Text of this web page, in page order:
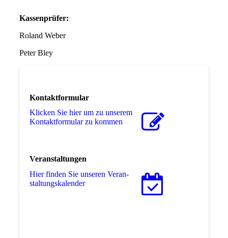
Kassenprüfer:
Roland Weber
Peter Bley
Kontaktformular
Klicken Sie hier um zu unserem
Kon­takt­for­mu­lar zu kommen
Veranstaltungen
Hier finden Sie unseren Ver­an­
stal­tungs­ka­len­der